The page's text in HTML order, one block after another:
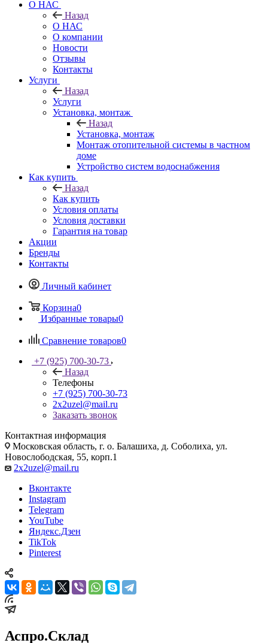
О НАС
Назад
О НАС
О компании
Новости
Отзывы
Контакты
Услуги
Назад
Услуги
Установка, монтаж
Назад
Установка, монтаж
Монтаж отопительной системы в частном
доме
Устройство систем водоснабжения
Как купить
Назад
Как купить
Условия оплаты
Условия доставки
Гарантия на товар
Акции
Бренды
Контакты
Личный кабинет
Корзина0
Избранные товары0
Сравнение товаров0
+7 (925) 700-30-73
Назад
Телефоны
+7 (925) 700-30-73
2x2uzel@mail.ru
Заказать звонок
Контактная информация
Московская область, г. о. Балашиха, д. Соболиха, ул.
Новослободская, 55, корп.1
2x2uzel@mail.ru
Вконтакте
Instagram
Telegram
YouTube
Яндекс.Дзен
TikTok
Pinterest
Аспро.Склад